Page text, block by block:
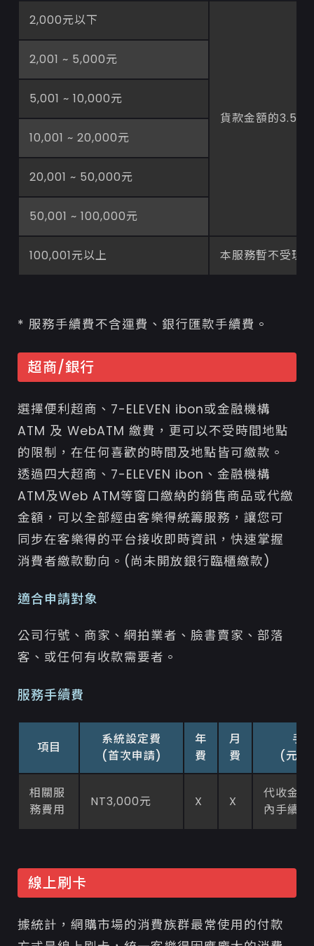
2,000元以下
貨款金額的3.5%
2,001 ~ 5,000元
5,001 ~ 10,000元
10,001 ~ 20,000元
20,001 ~ 50,000元
50,001 ~ 100,000元
100,001元以上 本服務暫不受理
* 服務手續費不含運費、銀行匯款手續費。
超商/銀行
選擇便利超商、7-ELEVEN ibon或金融機構
ATM 及 WebATM 繳費，更可以不受時間地點
的限制，在任何喜歡的時間及地點皆可繳款。
透過四大超商、7-ELEVEN ibon、金融機構
ATM及Web ATM等窗口繳納的銷售商品或代繳
金額，可以全部經由客樂得統籌服務，讓您可
同步在客樂得的平台接收即時資訊，快速掌握
消費者繳款動向。(尚未開放銀行臨櫃繳款)
適合申請對象
公司行號、商家、網拍業者、臉書賣家、部落
客、或任何有收款需要者。
服務手續費
項目
系統設定費
(首次申請)
年
費
月
費
手
(元／
相關服
務費用
NT3,000元 X X
代收金
內手續
線上刷卡
據統計，網購市場的消費族群最常使用的付款